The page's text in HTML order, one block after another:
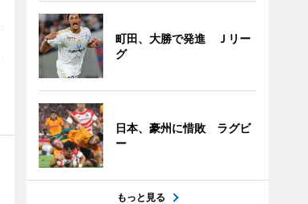
町田、大勝で発進 Ｊリー
グ
日本、豪州に惜敗 ラグビ
ー
もっと見る